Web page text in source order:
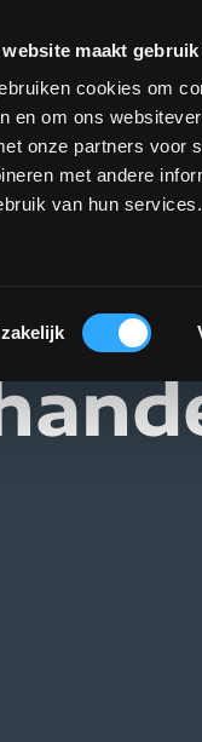
website maakt
cookies om
en om ons
onze partners voor
met andere
van hun services.